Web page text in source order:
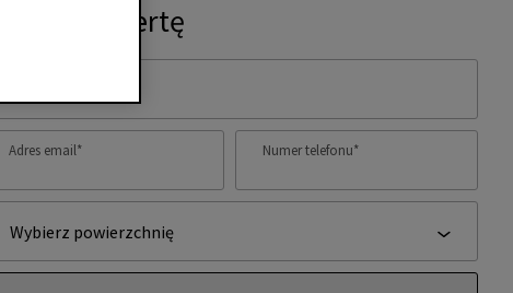
Zapytaj o ofertę
Adres email* Numer telefonu*
Wybierz powierzchnię